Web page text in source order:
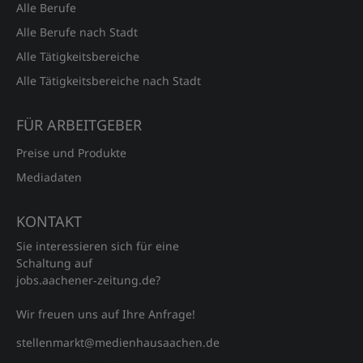
Alle Berufe
Alle Berufe nach Stadt
Alle Tätigkeitsbereiche
Alle Tätigkeitsbereiche nach Stadt
FÜR ARBEITGEBER
Preise und Produkte
Mediadaten
KONTAKT
Sie interessieren sich für eine
Schaltung auf
jobs.aachener‑zeitung.de?
Wir freuen uns auf Ihre Anfrage!
stellenmarkt@medienhausaachen.de